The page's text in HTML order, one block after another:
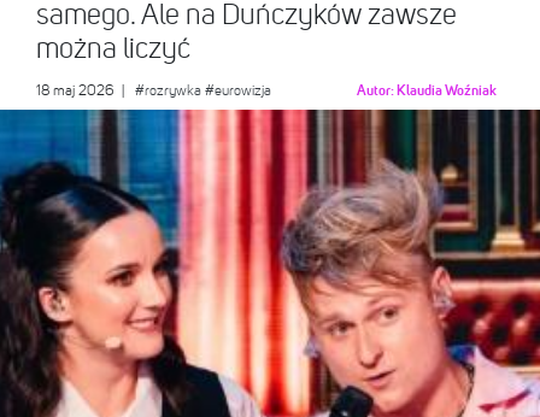
samego. Ale na Duńczyków zawsze
można liczyć
18 maj 2026 #rozrywka #eurowizja Autor: Klaudia Woźniak